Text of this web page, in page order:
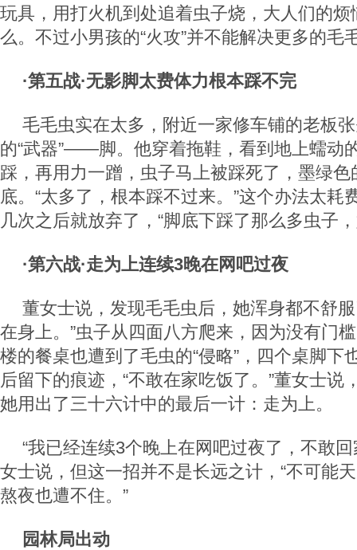
玩具，用打火机到处追着虫子烧，大人们的
么。不过小男孩的“火攻”并不能解决更多的毛
·第五战·无影脚太费体力根本踩不完
毛毛虫实在太多，附近一家修车铺的老板
的“武器”——脚。他穿着拖鞋，看到地上蠕动
踩，再用力一蹭，虫子马上被踩死了，墨绿色
底。“太多了，根本踩不过来。”这个办法太耗
几次之后就放弃了，“脚底下踩了那么多虫子
·第六战·走为上连续3晚在网吧过夜
董女士说，发现毛毛虫后，她浑身都不舒
在身上。”虫子从四面八方爬来，因为没有门
楼的餐桌也遭到了毛虫的“侵略”，四个桌脚下
后留下的痕迹，“不敢在家吃饭了。”董女士说
她用出了三十六计中的最后一计：走为上。
“我已经连续3个晚上在网吧过夜了，不敢
女士说，但这一招并不是长远之计，“不可能
熬夜也遭不住。”
园林局出动